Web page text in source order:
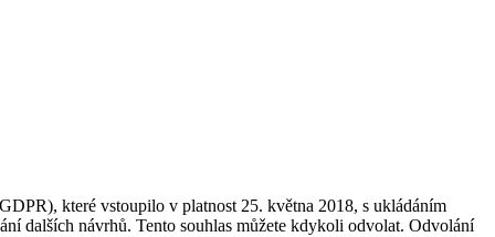
které vstoupilo v platnost 25. května 2018, s ukládáním
dalších návrhů. Tento souhlas můžete kdykoli odvolat. Odvolání